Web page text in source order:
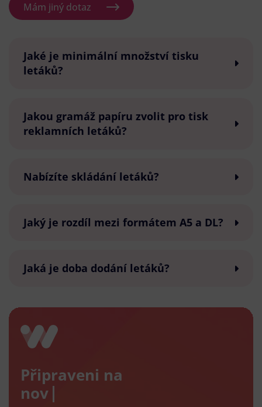
Mám jiný dotaz
Jaké je minimální množství tisku
letáků?
Jakou gramáž papíru zvolit pro tisk
reklamních letáků?
Nabízíte skládání letáků?
Jaký je rozdíl mezi formátem A5 a DL?
Jaká je doba dodání letáků?
Připraveni na
nový e-sho